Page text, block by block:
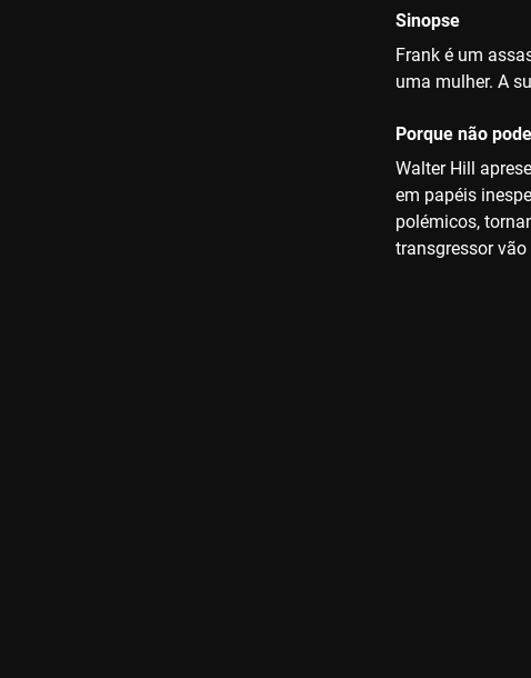
Sinopse
Frank é um
uma mulher. A
Porque não
Walter Hill
em papéis
polémicos,
transgressor